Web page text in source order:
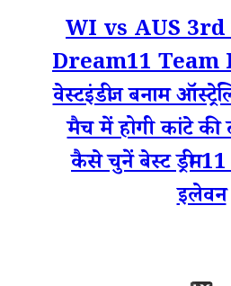
WI vs AUS
Dream11
वेस्टइंडीज बनाम
मैच में होगी कांटे की
कैसे चुनें बेस्ट
इलेवन